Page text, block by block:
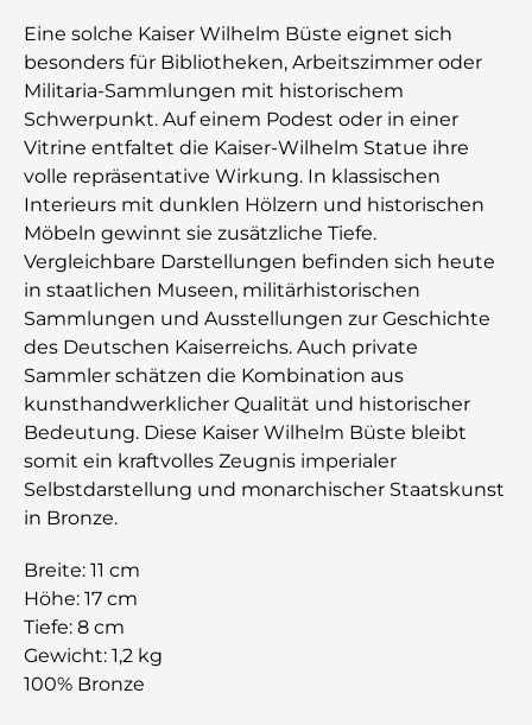
Eine solche Kaiser Wilhelm Büste eignet sich
besonders für Bibliotheken, Arbeitszimmer oder
Militaria-Sammlungen mit historischem
Schwerpunkt. Auf einem Podest oder in einer
Vitrine entfaltet die Kaiser-Wilhelm Statue ihre
volle repräsentative Wirkung. In klassischen
Interieurs mit dunklen Hölzern und historischen
Möbeln gewinnt sie zusätzliche Tiefe.
Vergleichbare Darstellungen befinden sich heute
in staatlichen Museen, militärhistorischen
Sammlungen und Ausstellungen zur Geschichte
des Deutschen Kaiserreichs. Auch private
Sammler schätzen die Kombination aus
kunsthandwerklicher Qualität und historischer
Bedeutung. Diese Kaiser Wilhelm Büste bleibt
somit ein kraftvolles Zeugnis imperialer
Selbstdarstellung und monarchischer Staatskunst
in Bronze.
Breite: 11 cm
Höhe: 17 cm
Tiefe: 8 cm
Gewicht: 1,2 kg
100% Bronze